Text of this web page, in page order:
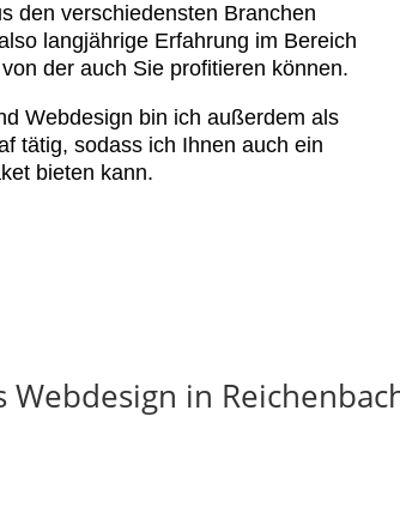
den verschiedensten Branchen
langjährige Erfahrung im Bereich
der auch Sie profitieren können.
Webdesign bin ich außerdem als
tätig, sodass ich Ihnen auch ein
bieten kann.
Webdesign in